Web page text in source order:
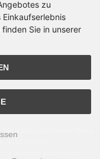
zu
Sie in unserer